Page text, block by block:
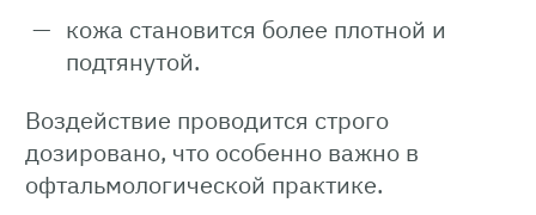
кожа становится более плотной и
подтянутой.
Воздействие проводится строго
дозировано, что особенно важно в
офтальмологической практике.